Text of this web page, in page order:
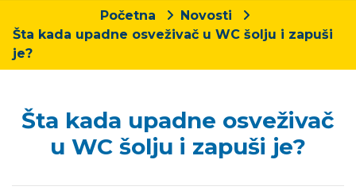
Početna
Novosti
Šta kada upadne osveživač u WC šolju i zapuši
je?
Šta kada upadne osveživač
u WC šolju i zapuši je?